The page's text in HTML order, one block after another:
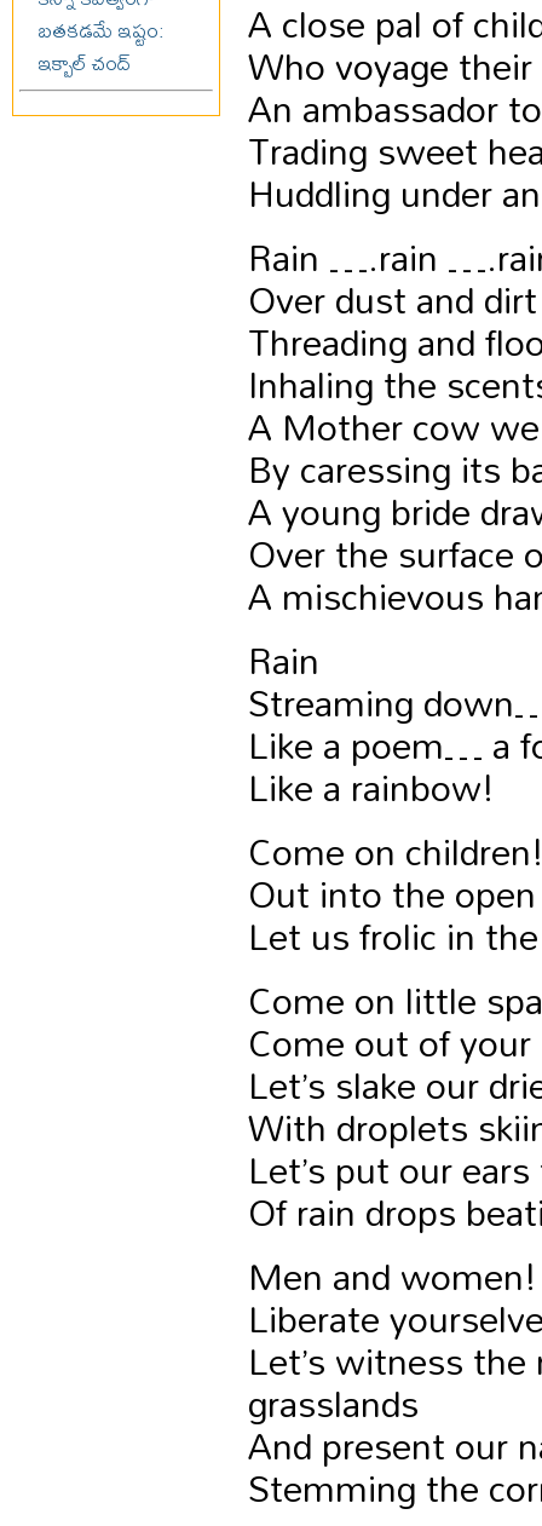
బతకడమే ఇష్టం:
ఇక్బాల్ చంద్
A close pal of
Who voyage
An ambassador
Trading sweet
Huddling under
Rain ….rain
Over dust and dirt
Threading and
Inhaling the
A Mother cow
By caressing its
A young bride
Over the surface
A mischievous
Rain
Streaming
Like a poem… a
Like a rainbow!
Come on
Out into the
Let us frolic in
Come on little
Come out of
Let’s slake our
With droplets
Let’s put our
Of rain drops
Men and
Liberate
Let’s witness
grasslands
And present our
Stemming the